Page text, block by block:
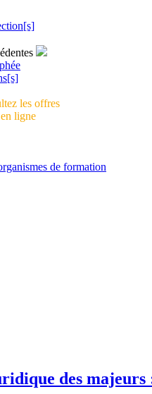
les offres
ligne
de formation
des majeurs